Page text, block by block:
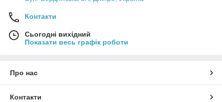
Контакти
Сьогодні вихідний
Показати весь графік роботи
Про нас
Контакти